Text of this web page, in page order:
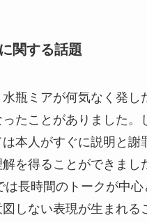
関する話題
瓶ミアが何気なく発し
たことがありました。
本人がすぐに説明と謝
を得ることができまし
は長時間のトークが中心
しない表現が生まれる